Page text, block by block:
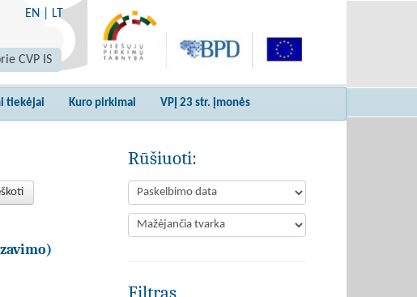
EN LT
CVP IS
tiekėjai Kuro pirkimai VPĮ 23 str. įmonės
Rūšiuoti:
Filtras